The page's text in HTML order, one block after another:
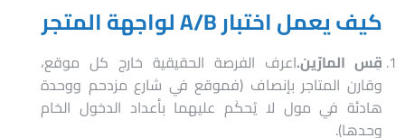
كيف يعمل اختبار A/B لواجهة المتجر
قِس المارّين.اعرف الفرصة الحقيقية خارج كل موقع،
وقارن المتاجر بإنصاف (فموقع في شارع مزدحم ووحدة
هادئة في مول لا يُحكَم عليهما بأعداد الدخول الخام
وحدها).